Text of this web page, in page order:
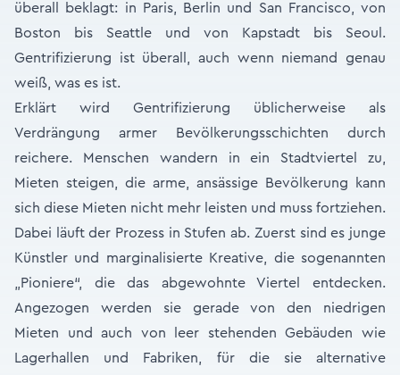
überall beklagt: in Paris, Berlin und San Francisco, von
Boston bis Seattle und von Kapstadt bis Seoul.
Gentrifizierung ist überall, auch wenn niemand genau
weiß, was es ist.
Erklärt wird Gentrifizierung üblicherweise als
Verdrängung armer Bevölkerungsschichten durch
reichere. Menschen wandern in ein Stadtviertel zu,
Mieten steigen, die arme, ansässige Bevölkerung kann
sich diese Mieten nicht mehr leisten und muss fortziehen.
Dabei läuft der Prozess in Stufen ab. Zuerst sind es junge
Künstler und marginalisierte Kreative, die sogenannten
„Pioniere“, die das abgewohnte Viertel entdecken.
Angezogen werden sie gerade von den niedrigen
Mieten und auch von leer stehenden Gebäuden wie
Lagerhallen und Fabriken, für die sie alternative